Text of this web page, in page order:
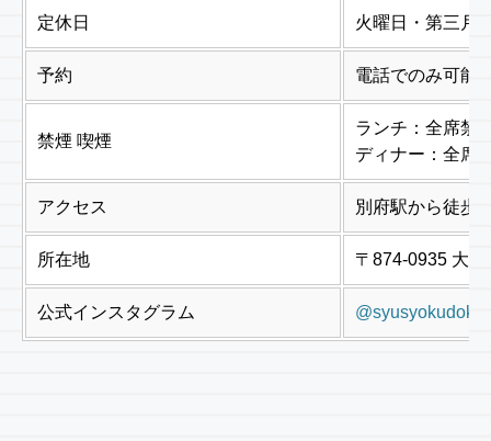
定休日 火曜日・第三月
予約 電話でのみ可能
禁煙 喫煙
ランチ：全席禁
ディナー：全席
アクセス 別府駅から徒歩
所在地 〒874-0935 大
公式インスタグラム